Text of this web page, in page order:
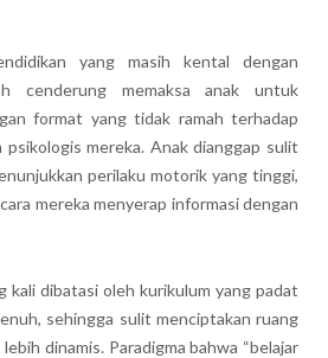
yang masih kental dengan
cenderung memaksa anak untuk
format yang tidak ramah terhadap
mereka. Anak dianggap sulit
perilaku motorik yang tinggi,
mereka menyerap informasi dengan
kali dibatasi oleh kurikulum yang padat
sehingga sulit menciptakan ruang
dinamis. Paradigma bahwa “belajar